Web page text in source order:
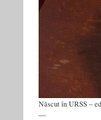
Născut în URSS –
—